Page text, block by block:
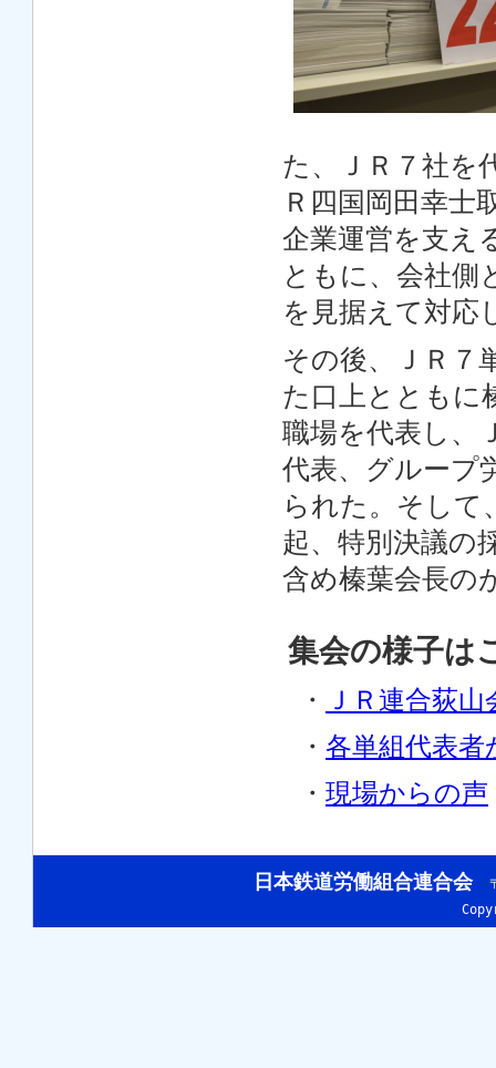
た、ＪＲ７社を
Ｒ四国岡田幸士
企業運営を支え
ともに、会社側
を見据えて対応
その後、ＪＲ７
た口上とともに
職場を代表し、
代表、グループ
られた。そして
起、特別決議の
含め榛葉会長の
集会の様子は
・
ＪＲ連合荻山
・ 各単組代表者
・ 現場からの声
日本鉄道労働組合連合会